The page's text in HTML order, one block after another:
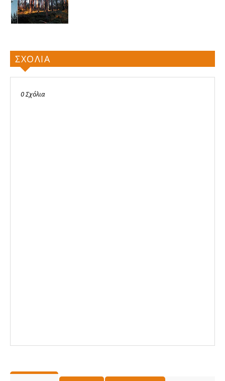
ΣΧΟΛΙΑ
0 Σχόλια